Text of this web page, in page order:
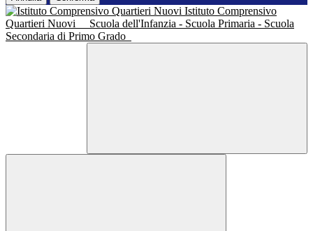
Istituto Comprensivo
Quartieri Nuovi
Scuola dell'Infanzia - Scuola Primaria - Scuola
Secondaria di Primo Grado